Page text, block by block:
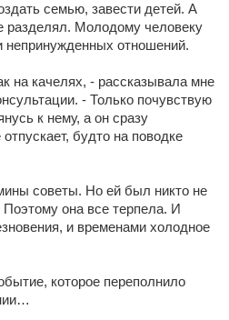
семью, завести детей. А
разделял. Молодому человеку
непринужденных отношений.
на качелях, - рассказывала мне
- Только почувствую
к нему, а он сразу
будто на поводке
советы. Но ей был никто не
она все терпела. И
и временами холодное
которое переполнило